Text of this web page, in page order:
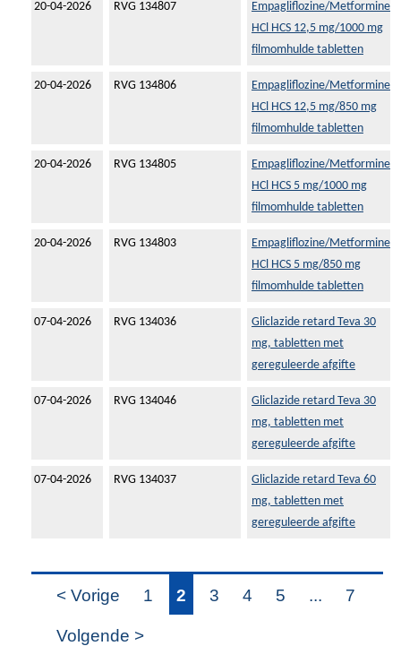
20-04-2026 RVG 134807
Empagliflozine/Metformine
HCl HCS 12,5 mg/1000 mg
filmomhulde tabletten
20-04-2026 RVG 134806
Empagliflozine/Metformine
HCl HCS 12,5 mg/850 mg
filmomhulde tabletten
20-04-2026 RVG 134805
Empagliflozine/Metformine
HCl HCS 5 mg/1000 mg
filmomhulde tabletten
20-04-2026 RVG 134803
Empagliflozine/Metformine
HCl HCS 5 mg/850 mg
filmomhulde tabletten
07-04-2026 RVG 134036
Gliclazide retard Teva 30
mg, tabletten met
gereguleerde afgifte
07-04-2026 RVG 134046
Gliclazide retard Teva 30
mg, tabletten met
gereguleerde afgifte
07-04-2026 RVG 134037
Gliclazide retard Teva 60
mg, tabletten met
gereguleerde afgifte
< Vorige 1 2 3 4 5 ... 7
Volgende >